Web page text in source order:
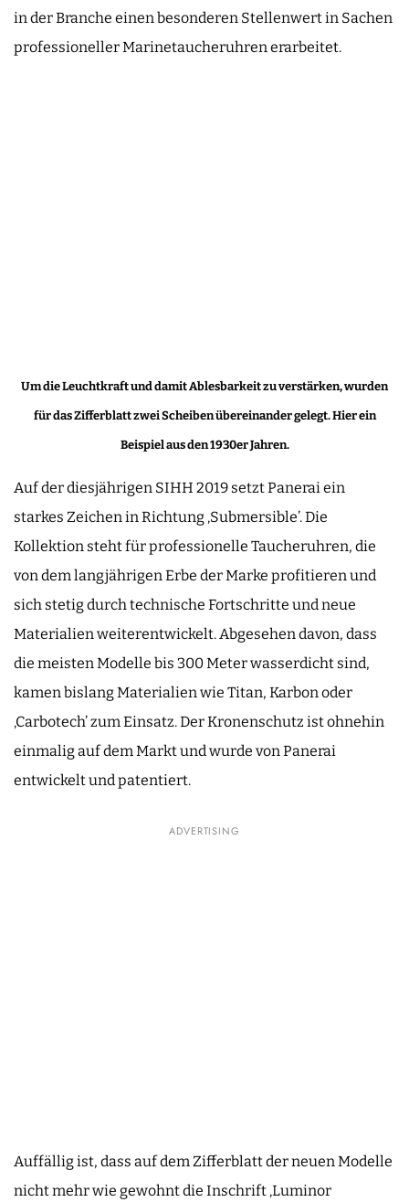
in der Branche einen besonderen Stellenwert in Sachen
professioneller Marinetaucheruhren erarbeitet.
Um die Leuchtkraft und damit Ablesbarkeit zu verstärken, wurden
für das Zifferblatt zwei Scheiben übereinander gelegt. Hier ein
Beispiel aus den 1930er Jahren.
Auf der diesjährigen SIHH 2019 setzt Panerai ein
starkes Zeichen in Richtung ‚Submersible’. Die
Kollektion steht für professionelle Taucheruhren, die
von dem langjährigen Erbe der Marke profitieren und
sich stetig durch technische Fortschritte und neue
Materialien weiterentwickelt. Abgesehen davon, dass
die meisten Modelle bis 300 Meter wasserdicht sind,
kamen bislang Materialien wie Titan, Karbon oder
‚Carbotech’ zum Einsatz. Der Kronenschutz ist ohnehin
einmalig auf dem Markt und wurde von Panerai
entwickelt und patentiert.
ADVERTISING
Auffällig ist, dass auf dem Zifferblatt der neuen Modelle
nicht mehr wie gewohnt die Inschrift ‚Luminor